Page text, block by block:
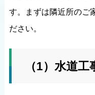
す。まずは隣近所のご
ださい。
（1）水道